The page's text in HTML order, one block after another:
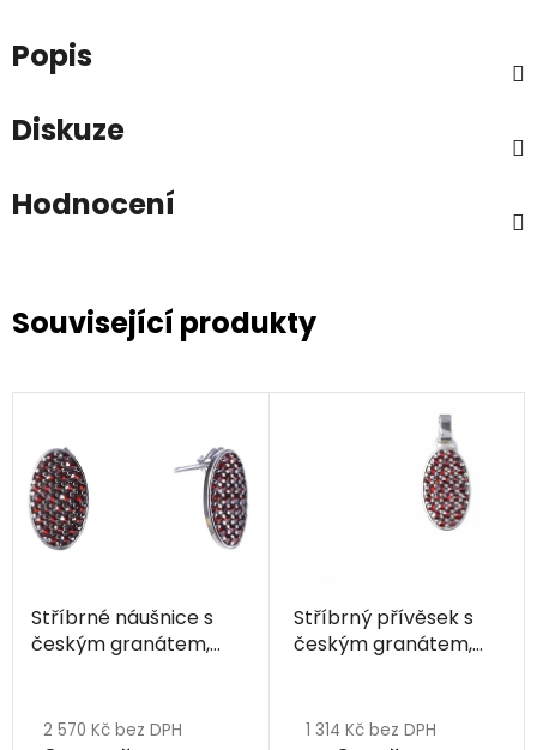
Popis
Diskuze
Hodnocení
Související produkty
Stříbrné náušnice s
českým granátem,
2 570 Kč bez DPH
Stříbrný přívěsek s
českým granátem,
1 314 Kč bez DPH